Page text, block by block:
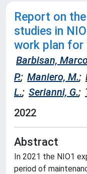
Report on
studies in
work plan for
Barbisan,
P.; Maniero, M.;
L.; Serianni, G.;
2022
Abstract
In 2021 the NIO1
period of